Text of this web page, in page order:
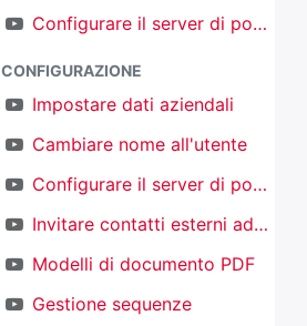
Configurare il server di posta in ingresso per creare nuovi oggetti
CONFIGURAZIONE
Impostare dati aziendali
Cambiare nome all'utente
Configurare il server di posta in uscita
Invitare contatti esterni ad accedere al proprio TAKOBI
Modelli di documento PDF
Gestione sequenze